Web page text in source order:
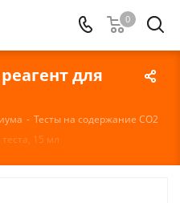
0
для
- Тесты на содержание СО2
15 мл